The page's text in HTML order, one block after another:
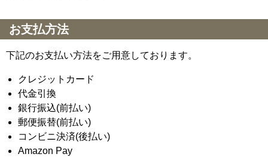
お支払方法
下記のお支払い方法をご用意しております。
クレジットカード
代金引換
銀行振込(前払い)
郵便振替(前払い)
コンビニ決済(後払い)
Amazon Pay